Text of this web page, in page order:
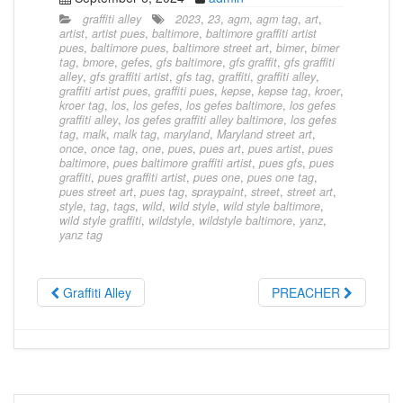
graffiti alley 2023, 23, agm, agm tag, art,
artist, artist pues, baltimore, baltimore graffiti artist
pues, baltimore pues, baltimore street art, bimer, bimer
tag, bmore, gefes, gfs baltimore, gfs graffit, gfs graffiti
alley, gfs graffiti artist, gfs tag, graffiti, graffiti alley,
graffiti artist pues, graffiti pues, kepse, kepse tag, kroer,
kroer tag, los, los gefes, los gefes baltimore, los gefes
graffiti alley, los gefes graffiti alley baltimore, los gefes
tag, malk, malk tag, maryland, Maryland street art,
once, once tag, one, pues, pues art, pues artist, pues
baltimore, pues baltimore graffiti artist, pues gfs, pues
graffiti, pues graffiti artist, pues one, pues one tag,
pues street art, pues tag, spraypaint, street, street art,
style, tag, tags, wild, wild style, wild style baltimore,
wild style graffiti, wildstyle, wildstyle baltimore, yanz,
yanz tag
Graffiti Alley PREACHER